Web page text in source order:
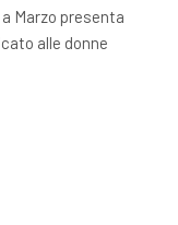
Marzo presenta
alle donne